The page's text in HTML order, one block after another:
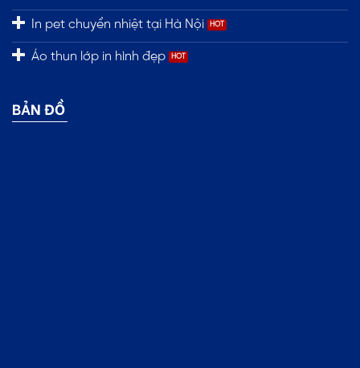
In pet chuyển nhiệt tại Hà Nội
Áo thun lớp in hình đẹp
BẢN ĐỒ